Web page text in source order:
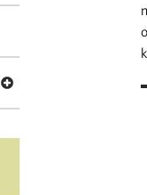
Avaa valikko Seuraa